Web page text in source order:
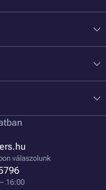
válaszolunk
16:00